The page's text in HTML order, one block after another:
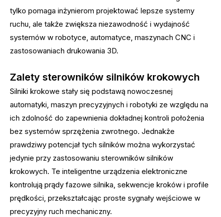
tylko pomaga inżynierom projektować lepsze systemy
ruchu, ale także zwiększa niezawodność i wydajność
systemów w robotyce, automatyce, maszynach CNC i
zastosowaniach drukowania 3D.
Zalety sterowników silników krokowych
Silniki krokowe stały się podstawą nowoczesnej
automatyki, maszyn precyzyjnych i robotyki ze względu na
ich zdolność do zapewnienia dokładnej kontroli położenia
bez systemów sprzężenia zwrotnego. Jednakże
prawdziwy potencjał tych silników można wykorzystać
jedynie przy zastosowaniu sterowników silników
krokowych. Te inteligentne urządzenia elektroniczne
kontrolują prądy fazowe silnika, sekwencje kroków i profile
prędkości, przekształcając proste sygnały wejściowe w
precyzyjny ruch mechaniczny.